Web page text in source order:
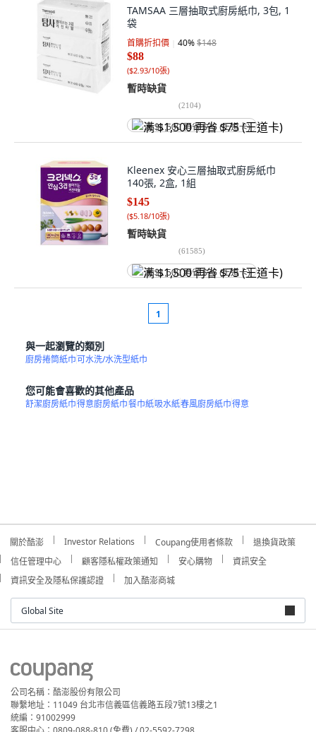
TAMSAA 三層抽取式廚房紙巾, 3包, 1
袋
首購折扣價 40%$148
$88
($2.93/10張)
暫時缺貨
(2104)
满 $1,500 再省 $75 (王道卡)
Kleenex 安心三層抽取式廚房紙巾
140張, 2盒, 1組
$145
($5.18/10張)
暫時缺貨
(61585)
满 $1,500 再省 $75 (王道卡)
1
與一起瀏覽的類別
廚房捲筒紙巾可水洗/水洗型紙巾
您可能會喜歡的其他產品
舒潔廚房紙巾得意廚房紙巾餐巾紙吸水紙春風廚房紙巾得意
關於酷澎 Investor Relations Coupang使用者條款
退換貨政策
信任管理中心
顧客隱私權政策通知 安心購物
資訊安全
資訊安全及隱私保護認證
加入酷澎商城
Global Site
公司名稱：酷澎股份有限公司
聯繫地址：11049 台北市信義區信義路五段7號13樓之1
統編：91002999